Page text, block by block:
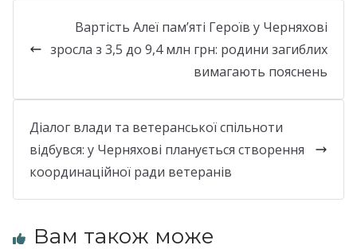
Вартість Алеї пам’яті Героїв у Черняхові
зросла з 3,5 до 9,4 млн грн: родини загиблих
вимагають пояснень
Діалог влади та ветеранської спільноти
відбувся: у Черняхові планується створення
координаційної ради ветеранів
Вам також може